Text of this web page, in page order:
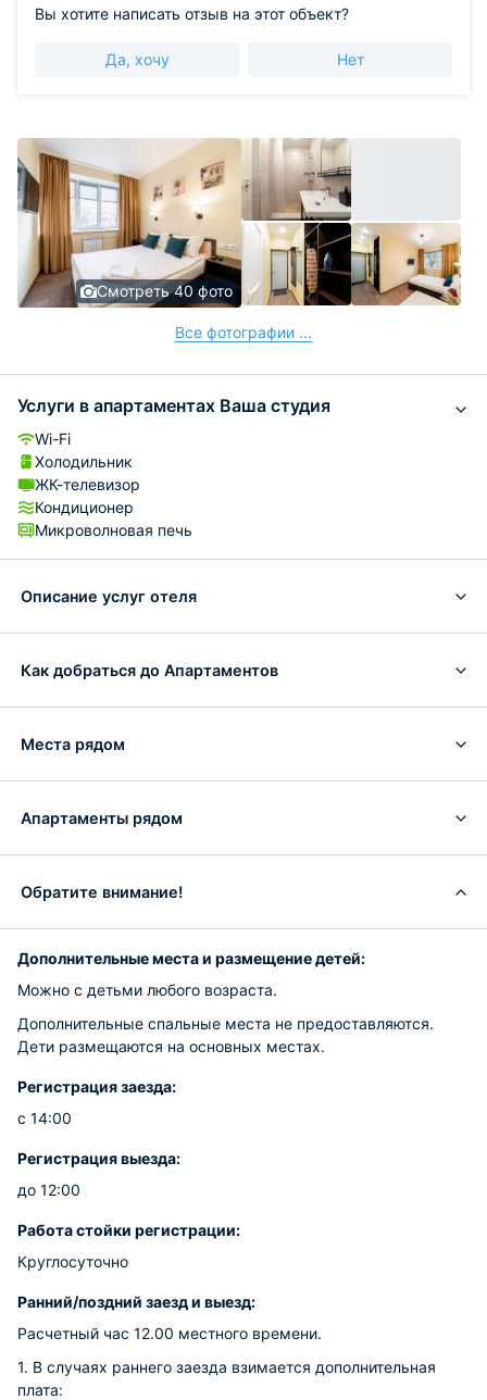
Вы хотите написать отзыв на этот объект?
Да, хочу Нет
Смотреть 40 фото
Все фотографии ...
Услуги в апартаментах Ваша студия
Wi-Fi
Холодильник
ЖК-телевизор
Кондиционер
Микроволновая печь
Описание услуг отеля
Как добраться до Апартаментов
Места рядом
Апартаменты рядом
Обратите внимание!
Дополнительные места и размещение детей:
Можно с детьми любого возраста.
Дополнительные спальные места не предоставляются.
Дети размещаются на основных местах.
Регистрация заезда:
с 14:00
Регистрация выезда:
до 12:00
Работа стойки регистрации:
Круглосуточно
Ранний/поздний заезд и выезд:
Расчетный час 12.00 местного времени.
1. В случаях раннего заезда взимается дополнительная
плата: